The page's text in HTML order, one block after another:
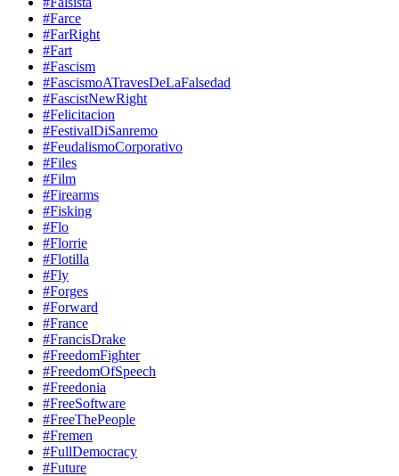
#Farce
#FarRight
#Fart
#Fascism
#FascismoATravesDeLaFalsedad
#FascistNewRight
#Felicitacion
#FestivalDiSanremo
#FeudalismoCorporativo
#Files
#Film
#Firearms
#Fisking
#Flo
#Florrie
#Flotilla
#Fly
#Forges
#Forward
#France
#FrancisDrake
#FreedomFighter
#FreedomOfSpeech
#Freedonia
#FreeSoftware
#FreeThePeople
#Fremen
#FullDemocracy
#Future